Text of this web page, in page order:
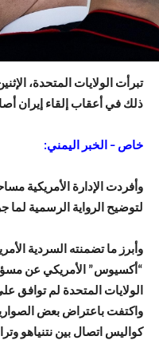
تبرأت الولايات المتحدة،
ذلك في أعقاب إلقاء إيران
خاص – الخبر اليمني:
وأفردت الإدارة الأمريكية
لتوضيح الرواية الرسمية لما
وأبرز ما تضمنته السردية
“أكسيوس” الأمريكي عن
الولايات المتحدة لم توافق
واكتفت باعتراض بعض
كواليس اتصال بين نتنياهو